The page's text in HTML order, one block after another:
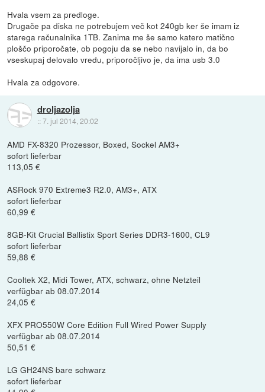
Hvala vsem za predloge.
Drugače pa diska ne potrebujem več kot 240gb ker še imam iz
starega računalnika 1TB. Zanima me še samo katero matično
ploščo priporočate, ob pogoju da se nebo navijalo in, da bo
vseskupaj delovalo vredu, priporočljivo je, da ima usb 3.0
Hvala za odgovore.
droljazolja
::7. jul 2014, 20:02
AMD FX-8320 Prozessor, Boxed, Sockel AM3+
sofort lieferbar
113,05 €
ASRock 970 Extreme3 R2.0, AM3+, ATX
sofort lieferbar
60,99 €
8GB-Kit Crucial Ballistix Sport Series DDR3-1600, CL9
sofort lieferbar
59,88 €
Cooltek X2, Midi Tower, ATX, schwarz, ohne Netzteil
verfügbar ab 08.07.2014
24,05 €
XFX PRO550W Core Edition Full Wired Power Supply
verfügbar ab 08.07.2014
50,51 €
LG GH24NS bare schwarz
sofort lieferbar